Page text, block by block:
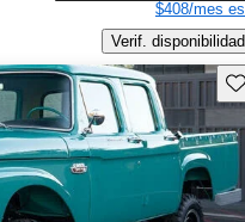
$408/mes
Verif. disponibilidad